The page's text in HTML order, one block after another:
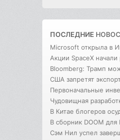
ПОСЛЕДНИЕ
Microsoft открыла в
Акции SpaceX начали
Bloomberg: Трамп
США запретят
Первоначальные
Чудовищная
В Китае блогеров
В сборник DOOM для
Сэм Нил успел